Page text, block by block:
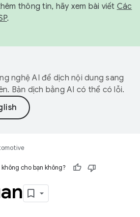
thông tin, hãy xem bài viết Các
.
nghệ AI để dịch nội dung sang
Bản dịch bằng AI có thể có lỗi.
cho bạn không?